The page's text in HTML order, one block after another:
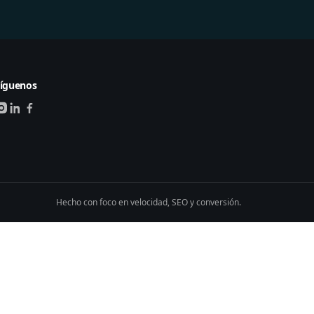
Hecho con foco en velocidad, SEO y conversión.